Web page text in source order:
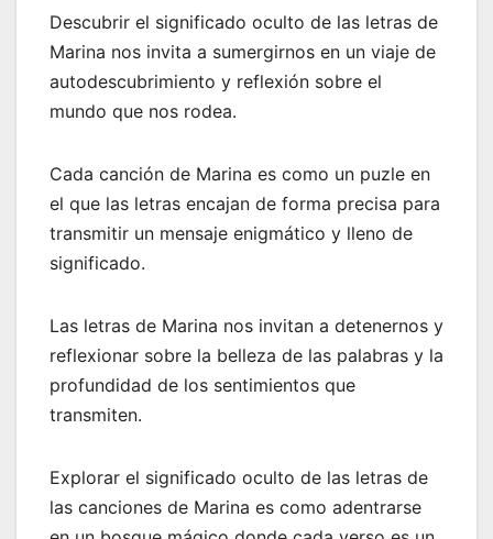
Descubrir el significado oculto de las letras de
Marina nos invita a sumergirnos en un viaje de
autodescubrimiento y reflexión sobre el
mundo que nos rodea.
Cada canción de Marina es como un puzle en
el que las letras encajan de forma precisa para
transmitir un mensaje enigmático y lleno de
significado.
Las letras de Marina nos invitan a detenernos y
reflexionar sobre la belleza de las palabras y la
profundidad de los sentimientos que
transmiten.
Explorar el significado oculto de las letras de
las canciones de Marina es como adentrarse